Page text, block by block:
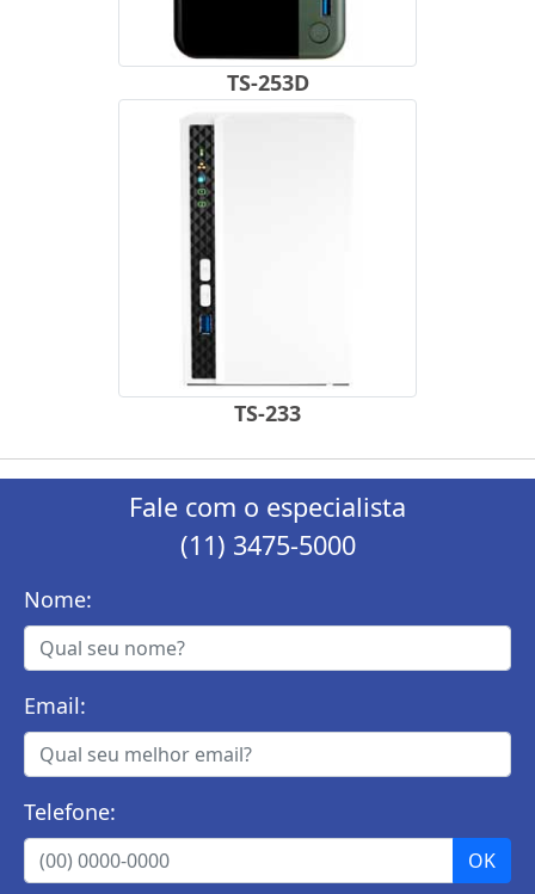
TS-253D
TS-233
Fale com o especialista
(11) 3475-5000
Nome:
Email:
Telefone: